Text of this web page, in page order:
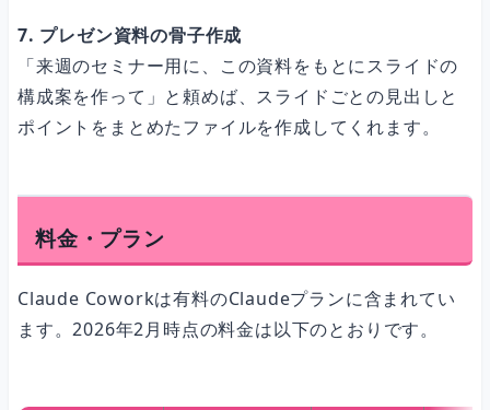
7. プレゼン資料の骨子作成
「来週のセミナー用に、この資料をもとにスライドの
構成案を作って」と頼めば、スライドごとの見出しと
ポイントをまとめたファイルを作成してくれます。
料金・プラン
Claude Coworkは有料のClaudeプランに含まれてい
ます。2026年2月時点の料金は以下のとおりです。